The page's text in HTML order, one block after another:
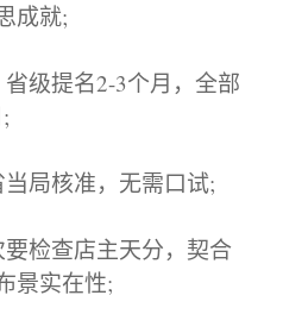
成就;
级提名2-3个月，全部
局核准，无需口试;
检查店主天分，契合
景实在性;